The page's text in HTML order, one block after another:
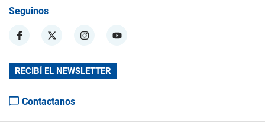
Seguinos
RECIBÍ EL NEWSLETTER
Contactanos